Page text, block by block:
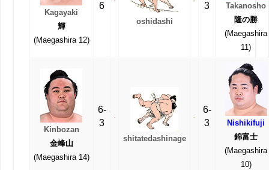
Kagayaki
輝
(Maegashira 12)
6
oshidashi
3
Takanosho
隆の勝
(Maegashira
11)
Kinbozan
金峰山
(Maegashira 14)
6-
3
shitatedashinage
6-
3
Nishikifuji
錦富士
(Maegashira
10)